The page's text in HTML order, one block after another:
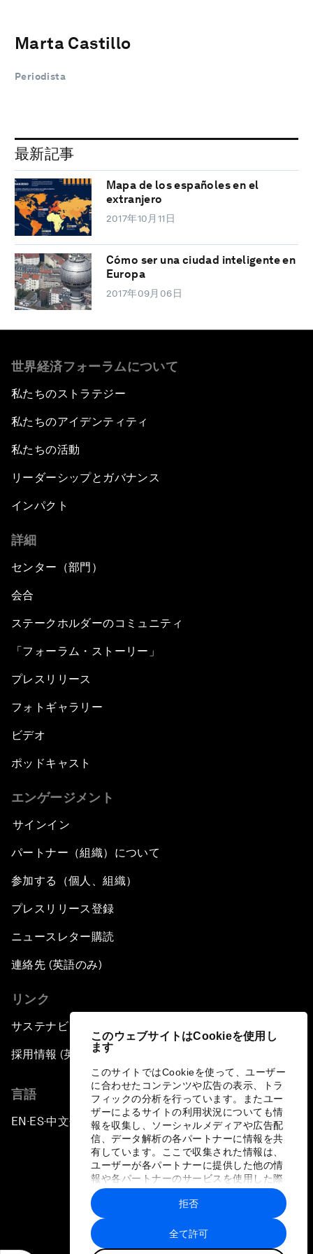
このウェブサイトはCookieを使用し
ます
このサイトではCookieを使って、ユーザー
に合わせたコンテンツや広告の表示、トラ
フィックの分析を行っています。またユー
ザーによるサイトの利用状況についても情
報を収集し、ソーシャルメディアや広告配
信、データ解析の各パートナーに情報を共
有しています。ここで収集された情報は、
ユーザーが各パートナーに提供した他の情
報や各パートナーのサービスを使用した際
に収集された情報と組み合わされ、各パー
トナーによって使用されることがありま
す。
全て許可
拒否
Marta Castillo
Periodista
最新記事
Mapa de los españoles en el
extranjero
2017年10月11日
Cómo ser una ciudad inteligente en
Europa
2017年09月06日
世界経済フォーラムについて
私たちのストラテジー
私たちのアイデンティティ
私たちの活動
リーダーシップとガバナンス
インパクト
詳細
センター（部門）
会合
ステークホルダーのコミュニティ
「フォーラム・ストーリー」
プレスリリース
フォトギャラリー
ビデオ
ポッドキャスト
エンゲージメント
サインイン
パートナー（組織）について
参加する（個人、組織）
プレスリリース登録
ニュースレター購読
連絡先 (英語のみ)
リンク
サステナビリティへの取り組み
採用情報 (英語のみ)
言語
EN ▪ES▪中文▪ 日本語
プライバシーポリシーと利用規約
サイトマップ